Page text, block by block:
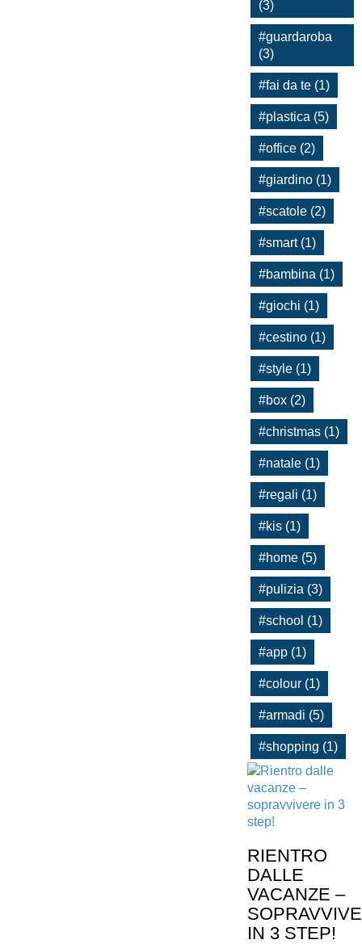
(3)
#guardaroba
(3)
#fai da te (1)
#plastica (5)
#office (2)
#giardino (1)
#scatole (2)
#smart (1)
#bambina (1)
#giochi (1)
#cestino (1)
#style (1)
#box (2)
#christmas (1)
#natale (1)
#regali (1)
#kis (1)
#home (5)
#pulizia (3)
#school (1)
#app (1)
#colour (1)
#armadi (5)
#shopping (1)
RIENTRO
DALLE
VACANZE –
IN 3 STEP!